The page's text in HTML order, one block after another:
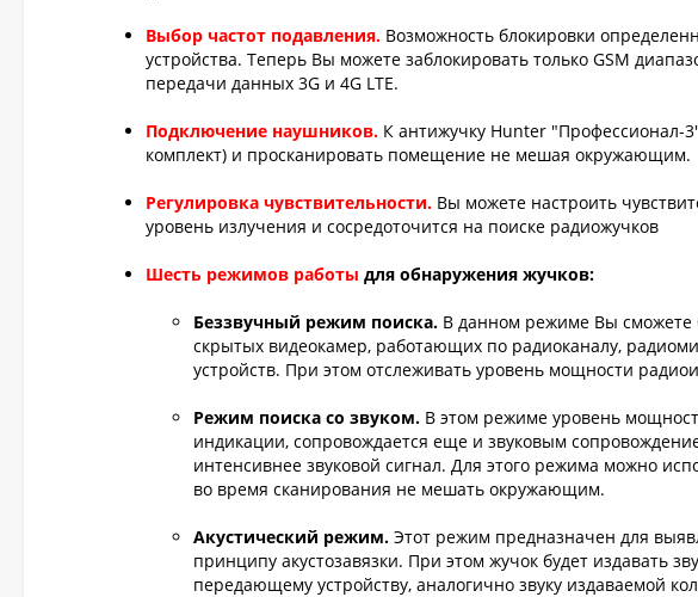
Выбор частот подавления. Возможность блокировки
устройства. Теперь Вы можете заблокировать только GSM
передачи данных 3G и 4G LTE.
Подключение наушников. К антижучку Hunter "Профессионал-
комплект) и просканировать помещение не мешая окружающим.
Регулировка чувствительности. Вы можете настроить
уровень излучения и сосредоточится на поиске радиожучков
Шесть режимов работы для обнаружения жучков:
Беззвучный режим поиска. В данном режиме Вы
скрытых видеокамер, работающих по радиоканалу,
устройств. При этом отслеживать уровень мощности
Режим поиска со звуком. В этом режиме уровень
индикации, сопровождается еще и звуковым
интенсивнее звуковой сигнал. Для этого режима можно
во время сканирования не мешать окружающим.
Акустический режим. Этот режим предназначен для
принципу акустозавязки. При этом жучок будет издавать
передающему устройству, аналогично звуку издаваемой